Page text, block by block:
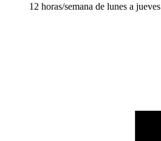
12 horas/semana de lunes a jueves